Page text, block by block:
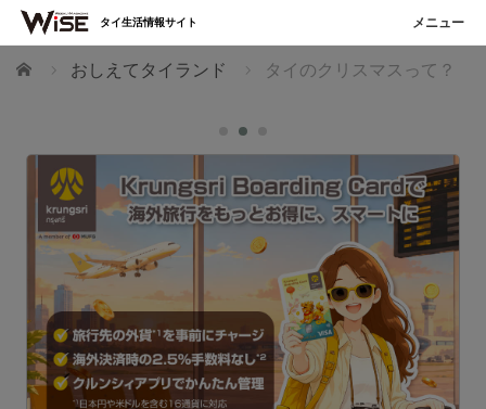
ホーム おしえてタイランド タイのクリスマスって？
タイ生活情報サイト